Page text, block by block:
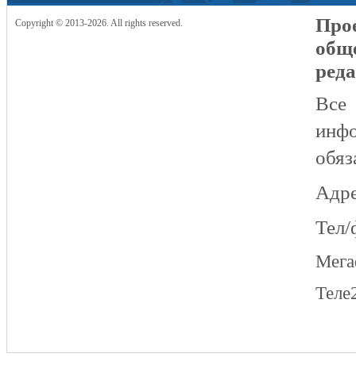
Copyright © 2013-2026. All rights reserved.